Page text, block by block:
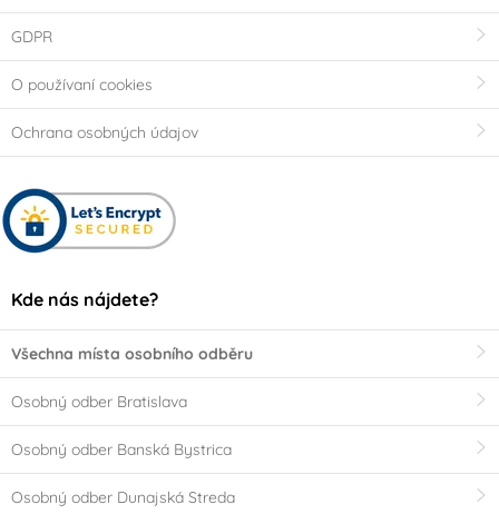
GDPR
O používaní cookies
Ochrana osobných údajov
Kde nás nájdete?
Všechna místa osobního odběru
Osobný odber Bratislava
Osobný odber Banská Bystrica
Osobný odber Dunajská Streda